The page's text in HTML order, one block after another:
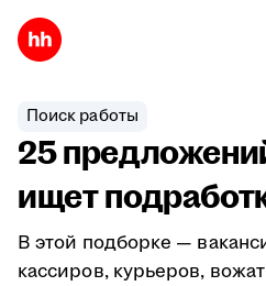
Поиск работы
25
ищет
В этой подборке —
кассиров, курьеров,